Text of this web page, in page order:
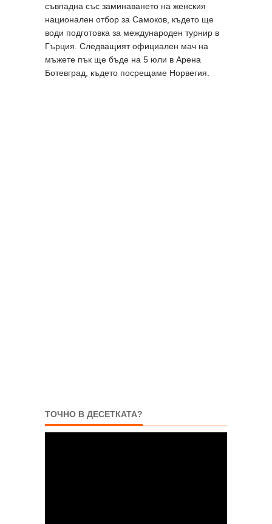
съвпадна със заминаването на женския
национален отбор за Самоков, където ще
води подготовка за международен турнир в
Гърция. Следващият официален мач на
мъжете пък ще бъде на 5 юли в Арена
Ботевград, където посрещаме Норвегия.
ТОЧНО В ДЕСЕТКАТА?